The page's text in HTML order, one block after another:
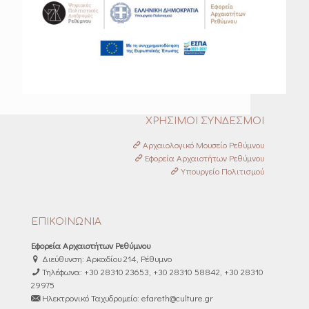
ΧΡΗΣΙΜΟΙ ΣΥΝΔΕΣΜΟΙ
Αρχαιολογικό Μουσείο Ρεθύμνου
Εφορεία Αρχαιοτήτων Ρεθύμνου
Υπουργείο Πολιτισμού
ΕΠΙΚΟΙΝΩΝΙΑ
Εφορεία Αρχαιοτήτων Ρεθύμνου
Διεύθυνση: Αρκαδίου 214, Ρέθυμνο
Τηλέφωνα: +30 28310 23653, +30 28310 58842, +30 28310
29975
Ηλεκτρονικό Ταχυδρομείο: efareth@culture.gr